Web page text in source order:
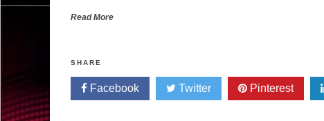
Read More
SHARE
Facebook Twitter Pinterest